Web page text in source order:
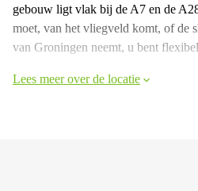
gebouw ligt vlak bij de A7 en de
moet, van het vliegveld komt, of de
van Groningen neemt, u bent
Lees meer over de locatie